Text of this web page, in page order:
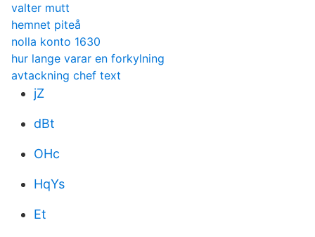
valter mutt
hemnet piteå
nolla konto 1630
hur lange varar en forkylning
avtackning chef text
jZ
dBt
OHc
HqYs
Et